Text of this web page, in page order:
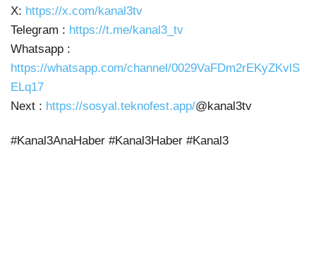
X: https://x.com/kanal3tv
Telegram : https://t.me/kanal3_tv
Whatsapp :
https://whatsapp.com/channel/0029VaFDm2rEKyZKvlS
ELq17
Next : https://sosyal.teknofest.app/@kanal3tv
#Kanal3AnaHaber #Kanal3Haber #Kanal3